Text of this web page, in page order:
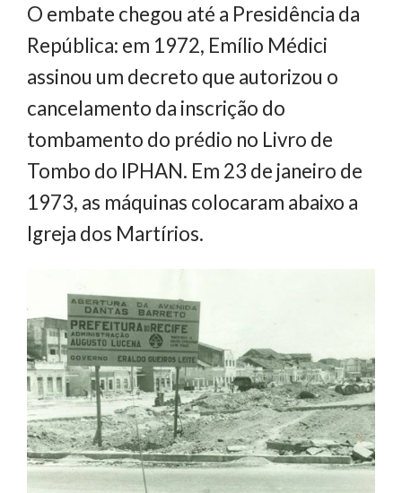
O embate chegou até a Presidência da
República: em 1972, Emílio Médici
assinou um decreto que autorizou o
cancelamento da inscrição do
tombamento do prédio no Livro de
Tombo do IPHAN. Em 23 de janeiro de
1973, as máquinas colocaram abaixo a
Igreja dos Martírios.